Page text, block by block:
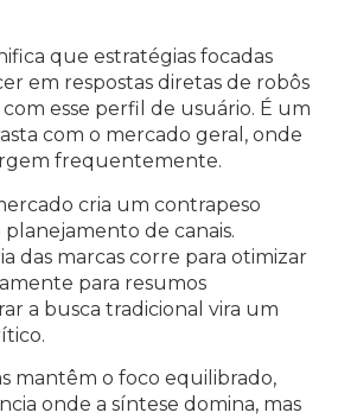
que estratégias focadas
em respostas diretas de robôs
esse perfil de usuário. É um
com o mercado geral, onde
frequentemente.
cria um contrapeso
de canais.
das marcas corre para otimizar
para resumos
a busca tradicional vira um
mantêm o foco equilibrado,
onde a síntese domina, mas